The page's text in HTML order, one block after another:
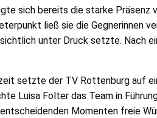
sich bereits die starke Präsenz
ließ sie die Gegnerinnen
unter Druck setzte. Nach
setzte der TV Rottenburg auf
Luisa Folter das Team in
entscheidenden Momenten freie